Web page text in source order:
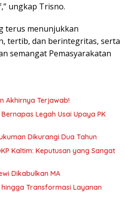
ungkap Trisno.
terus menunjukkan
tertib, dan berintegritas, serta
semangat Pemasyarakatan
Akhirnya Terjawab!
Legah Usai Upaya PK
Dikurangi Dua Tahun
Kaltim: Keputusan yang Sangat
Dikabulkan MA
hingga Transformasi Layanan